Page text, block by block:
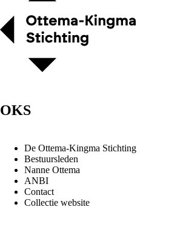
OKS
De Ottema-Kingma Stichting
Bestuursleden
Nanne Ottema
ANBI
Contact
Collectie website